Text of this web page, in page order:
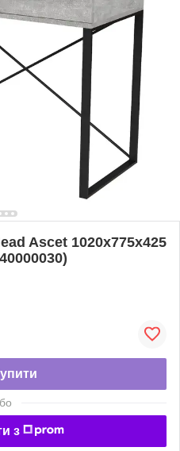
Asсet 1020x775x425
з